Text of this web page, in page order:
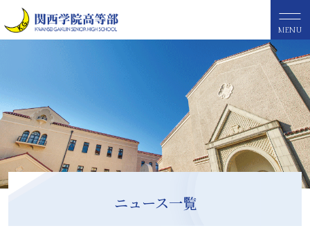
MENU
ニュース一覧